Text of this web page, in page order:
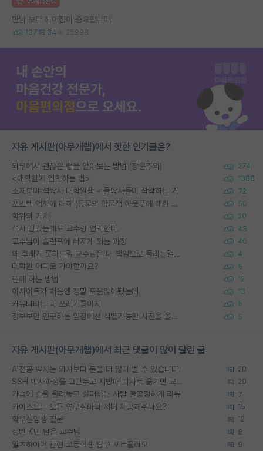
만남 보다 헤어짐이 중요합니다.
137 34 25998
자유 게시판(아무개랩)에서 핫한 인기글은?
외부에서 괜찮은 랩을 알아보는 방법 (장문주의) 274
<대학원에 입학하는 법> 1388
소재분야 석박사 대학원생 + 물박사들이 착각하는 거 72
포스텍 억까에 대해 (동문의 학문적 아웃풋에 대한 반박) 50
학위의 가치 20
석사 받았는데도 교수랑 연락한다. 43
교수님이 슬럼프에 빠지게 되는 과정 40
왜 후배가 못하는걸 교수님은 내 책임으로 돌리는걸까요? 4
대학원 어디로 가야할까요? 5
편애 하는 방법 12
이사이트가 처음엔 정말 도움많이됐는데 13
커뮤니티는 다 쓰레기통이지 5
정보보안 연구하는 입장에선 식별가능한 사진을 올리는건 비추이긴함 5
자유 게시판(아무개랩)에서 최근 댓글이 많이 달린 글
AI전공 박사는 의사보다 돈을 더 많이 벌 수 있습니다. 20
SSH 박사과정을 그만두고 지방대 박사로 옮기면 교수의 꿈은 끝일까요? 20
가슴에 손을 올려놓고 싫어하는 사람 불공정하게 리뷰 7
카이스트는 모든 연구실마다 서버 제공해주나요? 15
학부신입생 질문 12
정년 4년 남은 교수님 8
알츠하이머 관련 고등학생 탐구 포트폴리오 9